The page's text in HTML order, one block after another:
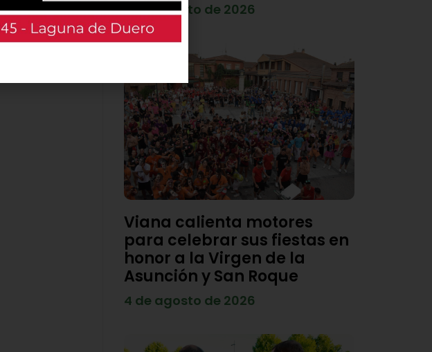
4 de agosto de 2026
Viana calienta motores
para celebrar sus fiestas en
honor a la Virgen de la
Asunción y San Roque
4 de agosto de 2026